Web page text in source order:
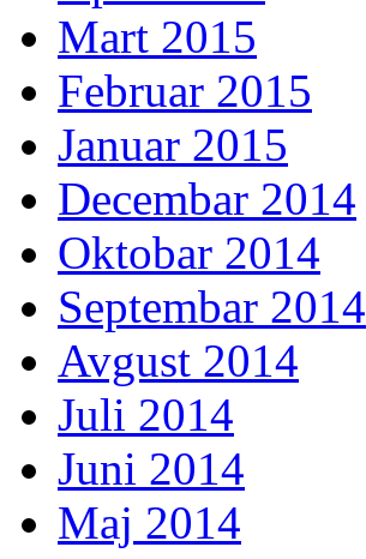
Mart 2015
Februar 2015
Januar 2015
Decembar 2014
Oktobar 2014
Septembar 2014
Avgust 2014
Juli 2014
Juni 2014
Maj 2014